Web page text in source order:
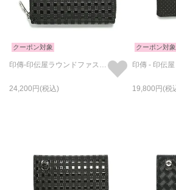
クーポン対象
24,200
クーポン対象
19,800